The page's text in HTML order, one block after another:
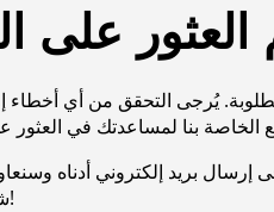
العثور على
يُرجى التحقق من أي أخطاء
بريد إلكتروني أدناه
شكرًا على صبرك!